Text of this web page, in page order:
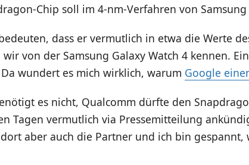
Chip soll im 4-nm-Verfahren von
dass er vermutlich in etwa die Werte
wir von der Samsung Galaxy Watch 4 kennen.
wundert es mich wirklich, warum Google
es nicht, Qualcomm dürfte den
Tagen vermutlich via Pressemitteilung
aber auch die Partner und ich bin gespannt,